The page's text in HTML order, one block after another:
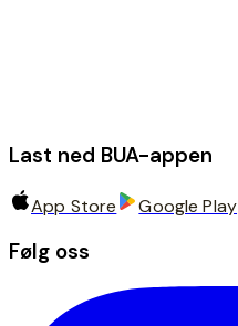
Last ned BUA-appen
App Store Google Play
Følg oss